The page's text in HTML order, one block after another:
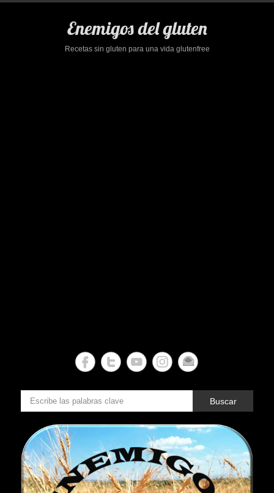
Saltar
Enemigos del gluten
Recetas sin gluten para una vida glutenfree
Buscar